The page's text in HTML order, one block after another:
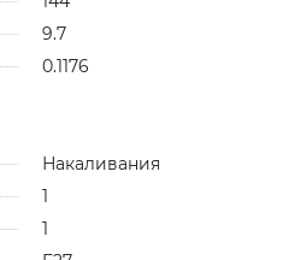
9.7
0.1176
Накаливания
1
1